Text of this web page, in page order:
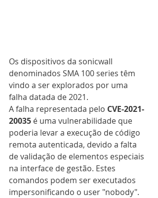
Os dispositivos da sonicwall
denominados SMA 100 series têm
vindo a ser explorados por uma
falha datada de 2021.
A falha representada pelo CVE-2021-
20035 é uma vulnerabilidade que
poderia levar a execução de código
remota autenticada, devido a falta
de validação de elementos especiais
na interface de gestão. Estes
comandos podem ser executados
impersonificando o user "nobody".